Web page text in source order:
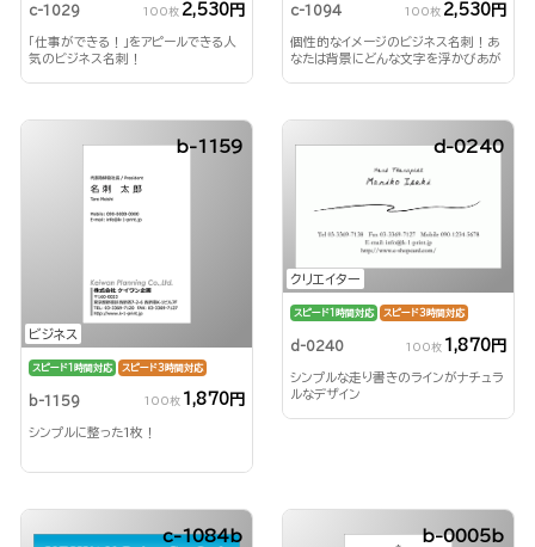
c-1029 100枚 2,530円
「仕事ができる！」をアピールできる人
気のビジネス名刺！
c-1094 100枚 2,530円
個性的なイメージのビジネス名刺！あ
なたは背景にどんな文字を浮かびあが
ビジネス
b-1159
スピード1時間対応 スピード3時間対応
b-1159 100枚 1,870円
シンプルに整った1枚！
クリエイター
d-0240
スピード1時間対応 スピード3時間対応
d-0240 100枚 1,870円
シンプルな走り書きのラインがナチュラ
ルなデザイン
c-1084b b-0005b